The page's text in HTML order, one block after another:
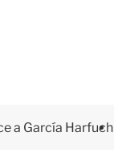
a García Harfuch